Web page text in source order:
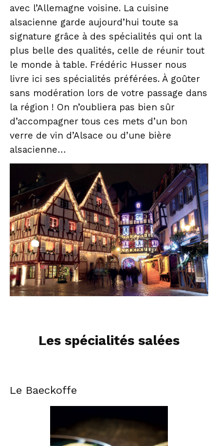
avec l’Allemagne voisine. La cuisine
alsacienne garde aujourd’hui toute sa
signature grâce à des spécialités qui ont la
plus belle des qualités, celle de réunir tout
le monde à table. Frédéric Husser nous
livre ici ses spécialités préférées. À goûter
sans modération lors de votre passage dans
la région ! On n’oubliera pas bien sûr
d’accompagner tous ces mets d’un bon
verre de vin d’Alsace ou d’une bière
alsacienne…
Les spécialités salées
Le Baeckoffe